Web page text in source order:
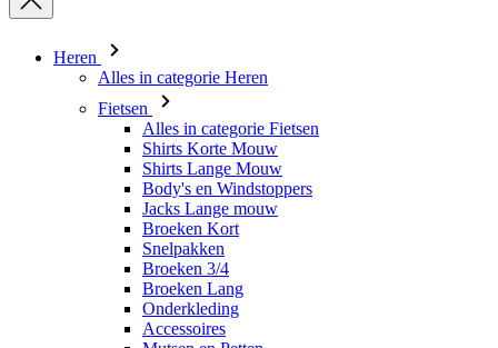
Shirts Lange Mouw
Body's en Windstoppers
Jacks Lange mouw
Broeken Kort
Snelpakken
Broeken 3/4
Broeken Lang
Onderkleding
Accessoires
Mutsen en Petten
Handschoenen
Sokken
Overig
Vrije tijd